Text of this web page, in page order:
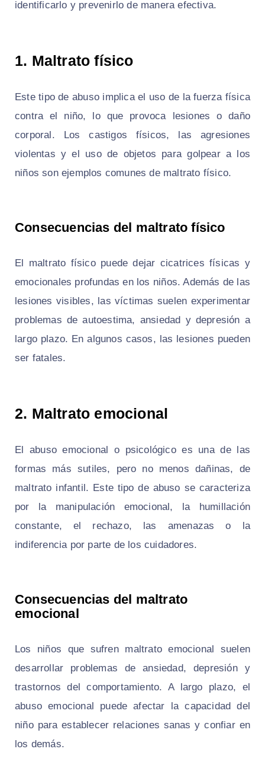
identificarlo y prevenirlo de manera efectiva.
1. Maltrato físico
Este tipo de abuso implica el uso de la fuerza física
contra el niño, lo que provoca lesiones o daño
corporal. Los castigos físicos, las agresiones
violentas y el uso de objetos para golpear a los
niños son ejemplos comunes de maltrato físico.
Consecuencias del maltrato físico
El maltrato físico puede dejar cicatrices físicas y
emocionales profundas en los niños. Además de las
lesiones visibles, las víctimas suelen experimentar
problemas de autoestima, ansiedad y depresión a
largo plazo. En algunos casos, las lesiones pueden
ser fatales.
2. Maltrato emocional
El abuso emocional o psicológico es una de las
formas más sutiles, pero no menos dañinas, de
maltrato infantil. Este tipo de abuso se caracteriza
por la manipulación emocional, la humillación
constante, el rechazo, las amenazas o la
indiferencia por parte de los cuidadores.
Consecuencias del maltrato
emocional
Los niños que sufren maltrato emocional suelen
desarrollar problemas de ansiedad, depresión y
trastornos del comportamiento. A largo plazo, el
abuso emocional puede afectar la capacidad del
niño para establecer relaciones sanas y confiar en
los demás.